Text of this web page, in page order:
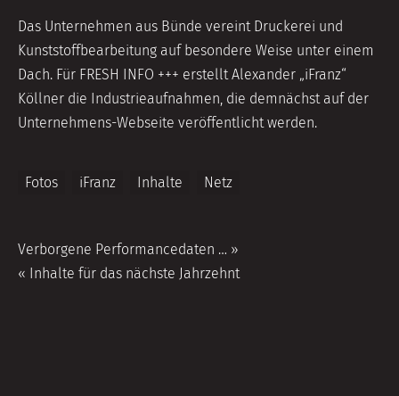
Das Unternehmen aus Bünde vereint Druckerei und
Kunststoffbearbeitung auf besondere Weise unter einem
Dach. Für FRESH INFO +++ erstellt Alexander „iFranz“
Köllner die Industrieaufnahmen, die demnächst auf der
Unternehmens-Webseite veröffentlicht werden.
Fotos iFranz Inhalte Netz
Beitragsnavigation
Verborgene Performancedaten … »
« Inhalte für das nächste Jahrzehnt